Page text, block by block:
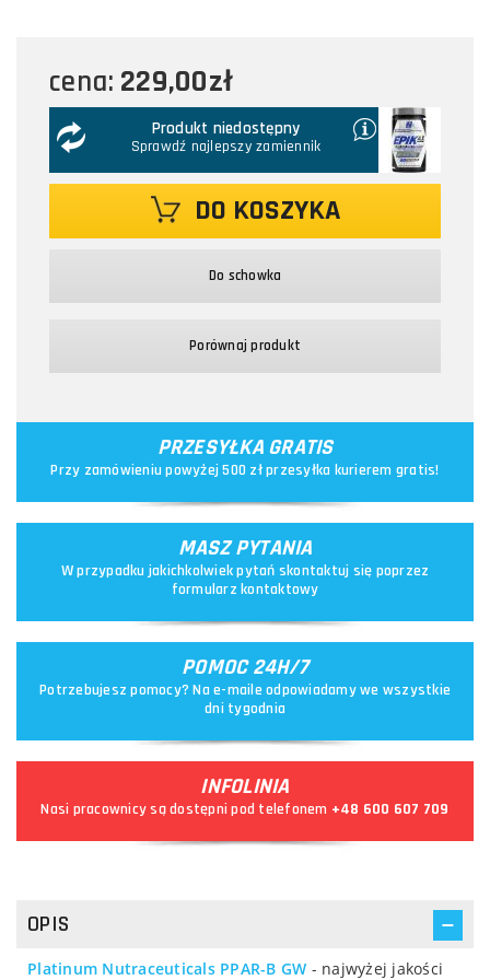
cena: 229,00zł
Produkt niedostępny
Sprawdź najlepszy zamiennik
DO KOSZYKA
Do schowka
Porównaj produkt
PRZESYŁKA GRATIS
Przy zamówieniu powyżej 500 zł przesyłka kurierem gratis!
MASZ PYTANIA
W przypadku jakichkolwiek pytań skontaktuj się poprzez
formularz kontaktowy
POMOC 24H/7
Potrzebujesz pomocy? Na e-maile odpowiadamy we wszystkie
dni tygodnia
INFOLINIA
Nasi pracownicy są dostępni pod telefonem +48 600 607 709
OPIS
Platinum Nutraceuticals PPAR-B GW - najwyżej jakości